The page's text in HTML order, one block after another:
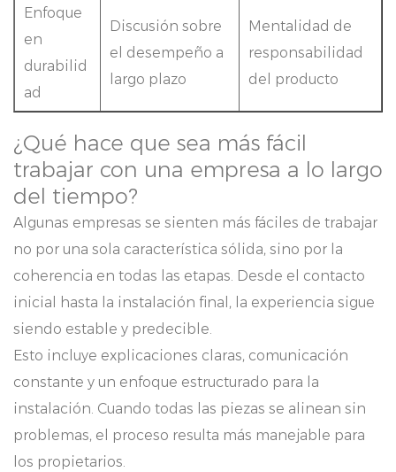
Enfoque
en
durabilid
ad
Discusión sobre
el desempeño a
largo plazo
Mentalidad de
responsabilidad
del producto
¿Qué hace que sea más fácil
trabajar con una empresa a lo largo
del tiempo?
Algunas empresas se sienten más fáciles de trabajar
no por una sola característica sólida, sino por la
coherencia en todas las etapas. Desde el contacto
inicial hasta la instalación final, la experiencia sigue
siendo estable y predecible.
Esto incluye explicaciones claras, comunicación
constante y un enfoque estructurado para la
instalación. Cuando todas las piezas se alinean sin
problemas, el proceso resulta más manejable para
los propietarios.